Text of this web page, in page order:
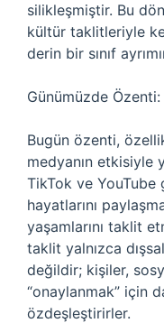
silikleşmiştir. Bu
kültür taklitleriyle
derin bir sınıf
Günümüzde
Bugün özenti,
medyanın etkisiyle
TikTok ve YouTube
hayatlarını
yaşamlarını taklit
taklit yalnızca
değildir; kişiler,
“onaylanmak” için
özdeşleştirirler.